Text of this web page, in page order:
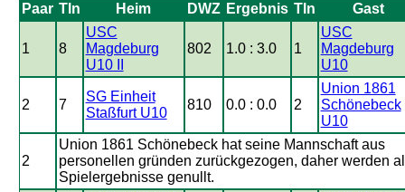
Paar Tln Heim DWZ Ergebnis Tln Gast
1 8
USC
Magdeburg
U10 II
802 1.0 : 3.0 1
USC
Magdeburg
U10
2 7
SG Einheit
Staßfurt U10
810 0.0 : 0.0 2
Union 1861
Schönebeck
U10
2
Union 1861 Schönebeck hat seine Mannschaft aus
personellen gründen zurückgezogen, daher werden
Spielergebnisse genullt.